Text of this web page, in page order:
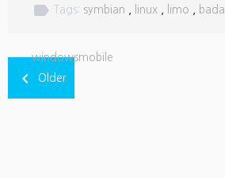
label Tags: symbian linux limo bada
windowsmobile
navigate_before Older